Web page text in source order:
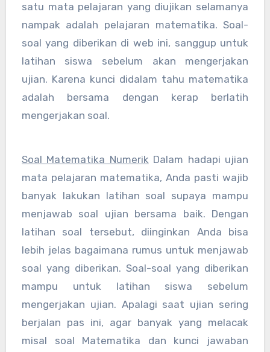
satu mata pelajaran yang diujikan selamanya
nampak adalah pelajaran matematika. Soal-
soal yang diberikan di web ini, sanggup untuk
latihan siswa sebelum akan mengerjakan
ujian. Karena kunci didalam tahu matematika
adalah bersama dengan kerap berlatih
mengerjakan soal.
Soal Matematika Numerik Dalam hadapi ujian
mata pelajaran matematika, Anda pasti wajib
banyak lakukan latihan soal supaya mampu
menjawab soal ujian bersama baik. Dengan
latihan soal tersebut, diinginkan Anda bisa
lebih jelas bagaimana rumus untuk menjawab
soal yang diberikan. Soal-soal yang diberikan
mampu untuk latihan siswa sebelum
mengerjakan ujian. Apalagi saat ujian sering
berjalan pas ini, agar banyak yang melacak
misal soal Matematika dan kunci jawaban